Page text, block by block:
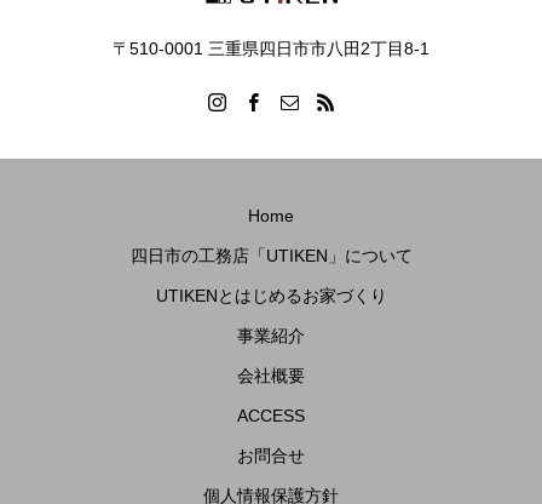
〒510-0001 三重県四日市市八田2丁目8‐1
Home
四日市の工務店「UTIKEN」について
UTIKENとはじめるお家づくり
事業紹介
会社概要
ACCESS
お問合せ
個人情報保護方針